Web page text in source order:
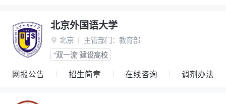
北京外国语大学
 北京 主管部门： 教育部
“双一流”建设高校
网报公告 招生简章 在线咨询 调剂办法